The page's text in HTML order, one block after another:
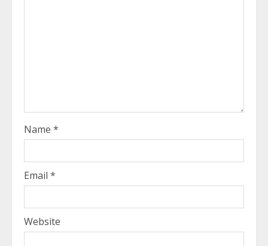
Name *
Email *
Website